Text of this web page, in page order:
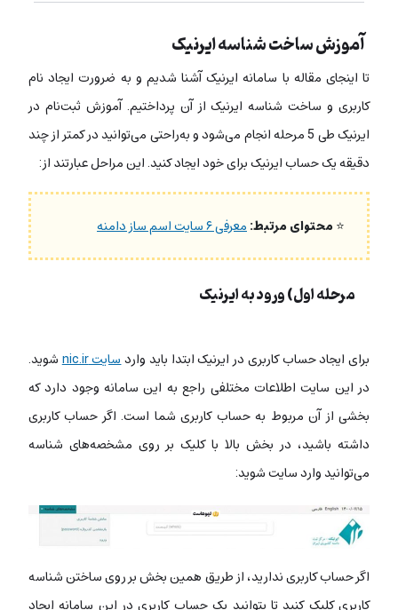
آموزش ساخت شناسه ایرنیک
تا اینجای مقاله با سامانه ایرنیک آشنا شدیم و به ضرورت ایجاد نام
کاربری و ساخت شناسه ایرنیک از آن پرداختیم. آموزش ثبت‌نام در
ایرنیک طی 5 مرحله انجام می‌شود و به‌راحتی می‌توانید در کمتر از چند
دقیقه یک حساب ایرنیک برای خود ایجاد کنید. این مراحل عبارتند از:
⭐محتوای مرتبط:معرفی ۶ سایت اسم ساز دامنه
مرحله اول) ورود به ایرنیک
برای ایجاد حساب کاربری در ایرنیک ابتدا باید واردسایت nic.ir
شوید.
در این سایت اطلاعات مختلفی راجع به این سامانه وجود دارد که
بخشی از آن مربوط به حساب کاربری شما است. اگر حساب کاربری
داشته باشید، در بخش بالا با کلیک بر روی مشخصه‌های شناسه
می‌توانید وارد سایت شوید:
اگر حساب کاربری ندارید، از طریق همین بخش بر روی ساختن شناسه
کاربری کلیک کنید تا بتوانید یک حساب کاربری در این سامانه ایجاد